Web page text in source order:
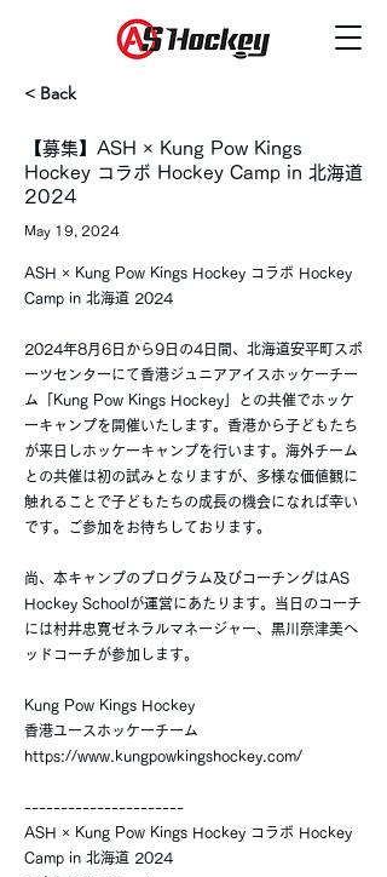
< Back
【募集】ASH × Kung Pow Kings
Hockey コラボ Hockey Camp in 北海道
2024
May 19, 2024
ASH × Kung Pow Kings Hockey コラボ Hockey
Camp in 北海道 2024
2024年8月6日から9日の4日間、北海道安平町スポ
ーツセンターにて香港ジュニアアイスホッケーチー
ム「Kung Pow Kings Hockey」との共催でホッケ
ーキャンプを開催いたします。香港から子どもたち
が来日しホッケーキャンプを行います。海外チーム
との共催は初の試みとなりますが、多様な価値観に
触れることで子どもたちの成長の機会になれば幸い
です。ご参加をお待ちしております。
尚、本キャンプのプログラム及びコーチングはAS
Hockey Schoolが運営にあたります。当日のコーチ
には村井忠寛ゼネラルマネージャー、黒川奈津美ヘ
ッドコーチが参加します。
Kung Pow Kings Hockey
香港ユースホッケーチーム
https://www.kungpowkingshockey.com/
----------------------
ASH × Kung Pow Kings Hockey コラボ Hockey
Camp in 北海道 2024